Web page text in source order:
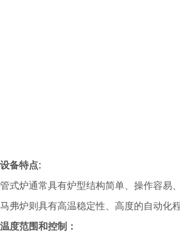
设备特点:
管式炉通常具有炉型结构简单、操作容易
马弗炉则具有高温稳定性、高度的自动化
温度范围和控制：